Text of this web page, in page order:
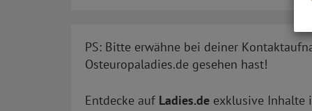
PS: Bitte erwähne bei deiner
Osteuropaladies.de gesehen hast!
Entdecke auf Ladies.de exklusive Inhalte